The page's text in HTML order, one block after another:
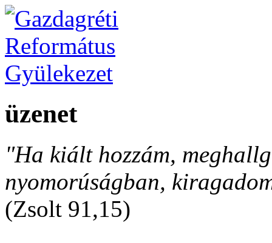
üzenet
"Ha kiált hozzám,
nyomorúságban,
(Zsolt 91,15)